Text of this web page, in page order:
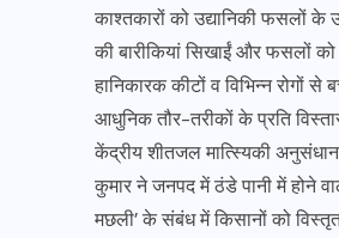
काश्तकारों को उद्यानिकी फसलों के
की बारीकियां सिखाईं और फसलों
हानिकारक कीटों व विभिन्न रोगों
आधुनिक तौर-तरीकों के प्रति
केंद्रीय शीतजल मात्स्यिकी
कुमार ने जनपद में ठंडे पानी में होने
मछली’ के संबंध में किसानों को